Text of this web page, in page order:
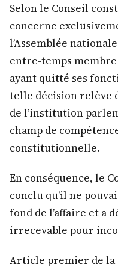
Selon le Conseil
concerne
l’Assemblée
entre-temps
ayant quitté ses
telle décision relève
de l’institution
champ de
constitutionnelle.
En conséquence, le
conclu qu’il ne
fond de l’affaire et a
irrecevable pour
Article premier de la